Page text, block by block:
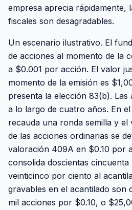
empresa aprecia rápidamente,
fiscales son desagradables.
Un escenario ilustrativo. El
de acciones al momento de la
a $0.001 por acción. El valor
momento de la emisión es
presenta la elección 83(b). Las
a lo largo de cuatro años. En
recauda una ronda semilla y
de las acciones ordinarias se
valoración 409A en $0.10 por
consolida doscientas
veinticinco por ciento al
gravables en el acantilado son
mil acciones por $0.10, o